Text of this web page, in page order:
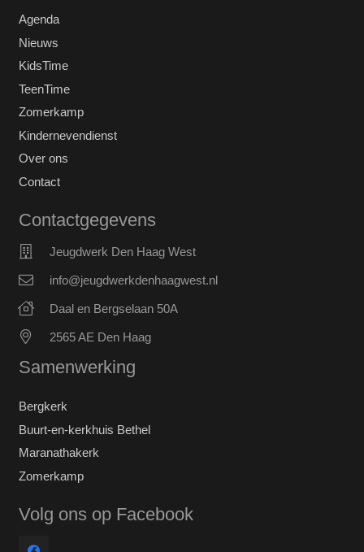
Agenda
Nieuws
KidsTime
TeenTime
Zomerkamp
Kindernevendienst
Over ons
Contact
Contactgegevens
Jeugdwerk Den Haag West
info@jeugdwerkdenhaagwest.nl
Daal en Bergselaan 50A
2565 AE Den Haag
Samenwerking
Bergkerk
Buurt-en-kerkhuis Bethel
Maranathakerk
Zomerkamp
Volg ons op Facebook